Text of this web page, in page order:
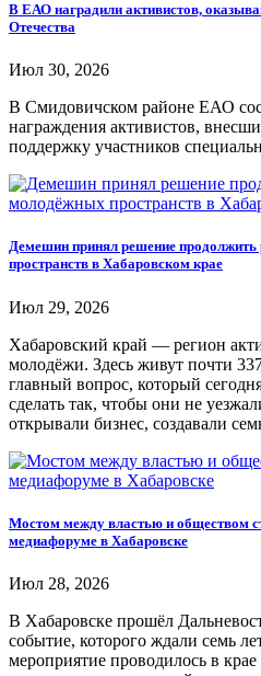
В ЕАО наградили активистов,
Отечества
Июл 30, 2026
В Смидовичском районе ЕАО
награждения активистов,
поддержку участников
Демешин принял решение продолжить
пространств в Хабаровском крае
Июл 29, 2026
Хабаровский край — регион
молодёжи. Здесь живут почти
главный вопрос, который
сделать так, чтобы они не
открывали бизнес, создавали
Мостом между властью и обществом
медиафоруме в Хабаровске
Июл 28, 2026
В Хабаровске прошёл
событие, которого ждали семь
мероприятие проводилось в